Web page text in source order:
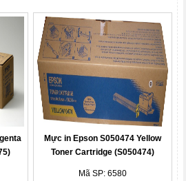
Mực in Epson S050474 Yellow
Toner Cartridge (S050474)
Mã SP: 6580